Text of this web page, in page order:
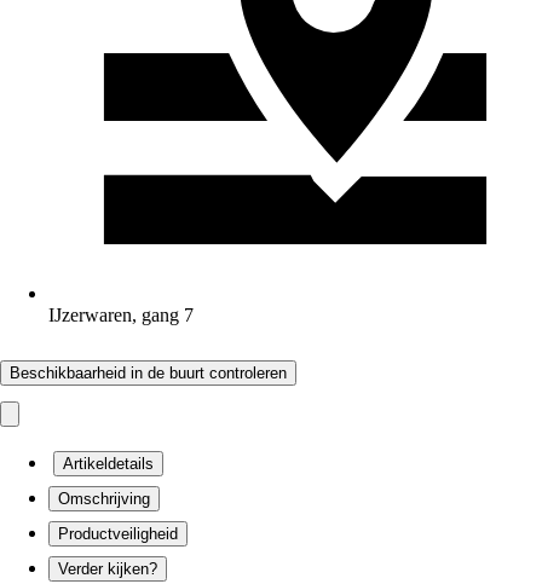
IJzerwaren, gang 7
Beschikbaarheid in de buurt controleren
Artikeldetails
Omschrijving
Productveiligheid
Verder kijken?